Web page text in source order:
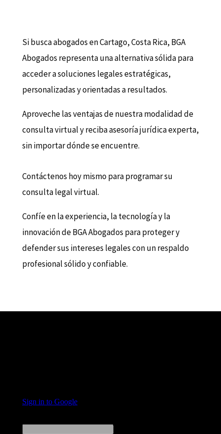
Si busca abogados en Cartago, Costa Rica, BGA
Abogados representa una alternativa sólida para
acceder a soluciones legales estratégicas,
personalizadas y orientadas a resultados.
Aproveche las ventajas de nuestra modalidad de
consulta virtual y reciba asesoría jurídica experta,
sin importar dónde se encuentre.
Contáctenos hoy mismo para programar su
consulta legal virtual.
Confíe en la experiencia, la tecnología y la
innovación de BGA Abogados para proteger y
defender sus intereses legales con un respaldo
profesional sólido y confiable.